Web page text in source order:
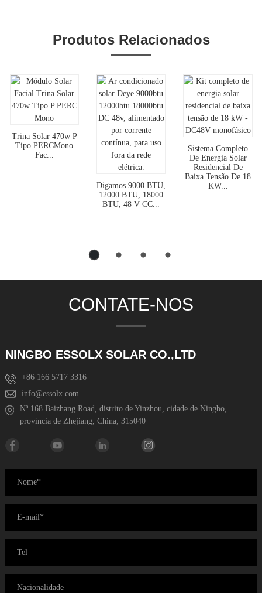
Produtos Relacionados
Trina Solar 470w P
Tipo PERCMono
Fac...
Digamos 9000 BTU,
12000 BTU, 18000
BTU, 48 V CC...
Sistema Completo
De Energia Solar
Residencial De
Baixa Tensão De 18
KW...
CONTATE-NOS
NINGBO ESSOLX SOLAR CO.,LTD
+86 166 5717 3316
info@essolx.com
Nº 168 Baizhang Road, distrito de Yinzhou, cidade de Ningbo,
província de Zhejiang, China, 315040